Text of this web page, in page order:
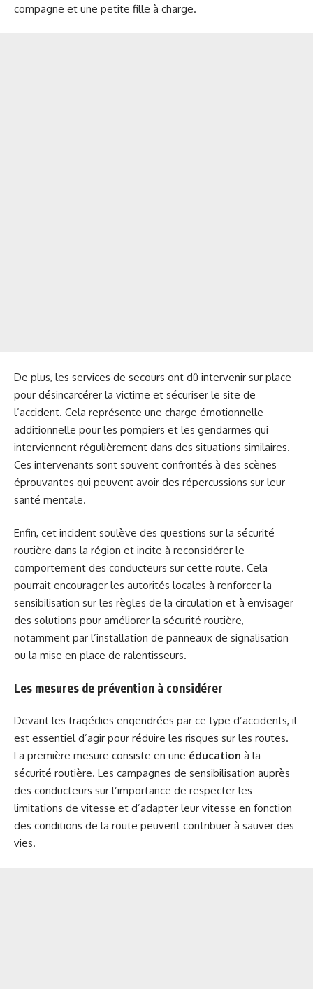
compagne et une petite fille à charge.
De plus, les services de secours ont dû intervenir sur place
pour désincarcérer la victime et sécuriser le site de
l’accident. Cela représente une charge émotionnelle
additionnelle pour les pompiers et les gendarmes qui
interviennent régulièrement dans des situations similaires.
Ces intervenants sont souvent confrontés à des scènes
éprouvantes qui peuvent avoir des répercussions sur leur
santé mentale.
Enfin, cet incident soulève des questions sur la sécurité
routière dans la région et incite à reconsidérer le
comportement des conducteurs sur cette route. Cela
pourrait encourager les autorités locales à renforcer la
sensibilisation sur les règles de la circulation et à envisager
des solutions pour améliorer la sécurité routière,
notamment par l’installation de panneaux de signalisation
ou la mise en place de ralentisseurs.
Les mesures de prévention à considérer
Devant les tragédies engendrées par ce type d’accidents, il
est essentiel d’agir pour réduire les risques sur les routes.
La première mesure consiste en une éducation à la
sécurité routière. Les campagnes de sensibilisation auprès
des conducteurs sur l’importance de respecter les
limitations de vitesse et d’adapter leur vitesse en fonction
des conditions de la route peuvent contribuer à sauver des
vies.